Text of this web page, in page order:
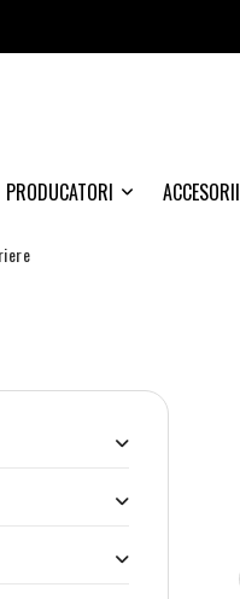
PRODUCATORI ACCESORII